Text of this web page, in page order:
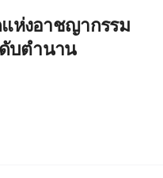
แห่งอาชญากรรม
บตำนาน